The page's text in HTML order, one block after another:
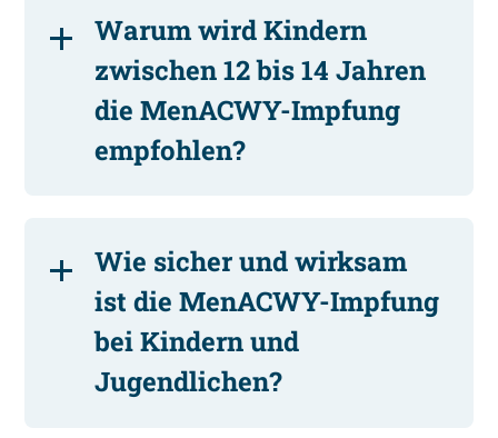
Warum wird Kindern
zwischen 12 bis 14 Jahren
die MenACWY-Impfung
empfohlen?
Wie sicher und wirksam
ist die MenACWY-Impfung
bei Kindern und
Jugendlichen?